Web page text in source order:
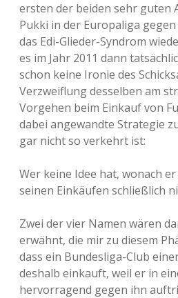
ersten der beiden sehr guten
Pukki in der Europaliga gegen
das Edi-Glieder-Syndrom
es im Jahr 2011 dann
schon keine Ironie des
Verzweiflung desselben am
Vorgehen beim Einkauf von
dabei angewandte Strategie
gar nicht so verkehrt ist:
Wer keine Idee hat, wonach
seinen Einkäufen schließlich
Zwei der vier Namen wären
erwähnt, die mir zu diesem
dass ein Bundesliga-Club
deshalb einkauft, weil er in
hervorragend gegen ihn